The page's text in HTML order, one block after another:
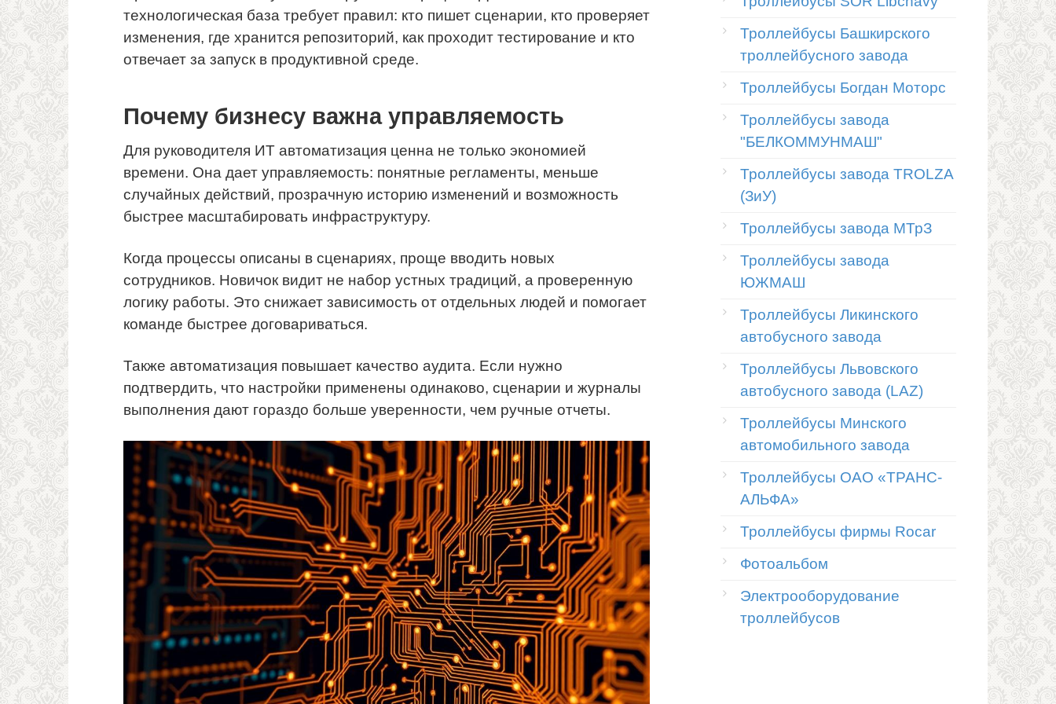
технологическая база требует правил: кто пишет сценарии, кто проверяет
изменения, где хранится репозиторий, как проходит тестирование и кто
отвечает за запуск в продуктивной среде.
Почему бизнесу важна управляемость
Для руководителя ИТ автоматизация ценна не только экономией
времени. Она дает управляемость: понятные регламенты, меньше
случайных действий, прозрачную историю изменений и возможность
быстрее масштабировать инфраструктуру.
Когда процессы описаны в сценариях, проще вводить новых
сотрудников. Новичок видит не набор устных традиций, а проверенную
логику работы. Это снижает зависимость от отдельных людей и помогает
команде быстрее договариваться.
Также автоматизация повышает качество аудита. Если нужно
подтвердить, что настройки применены одинаково, сценарии и журналы
выполнения дают гораздо больше уверенности, чем ручные отчеты.
Троллейбусы Башкирского
троллейбусного завода
Троллейбусы Богдан Моторс
Троллейбусы завода
"БЕЛКОММУНМАШ"
Троллейбусы завода TROLZA
(ЗиУ)
Троллейбусы завода МТрЗ
Троллейбусы завода
ЮЖМАШ
Троллейбусы Ликинского
автобусного завода
Троллейбусы Львовского
автобусного завода (LAZ)
Троллейбусы Минского
автомобильного завода
Троллейбусы ОАО «ТРАНС-
АЛЬФА»
Троллейбусы фирмы Rocar
Фотоальбом
Электрооборудование
троллейбусов